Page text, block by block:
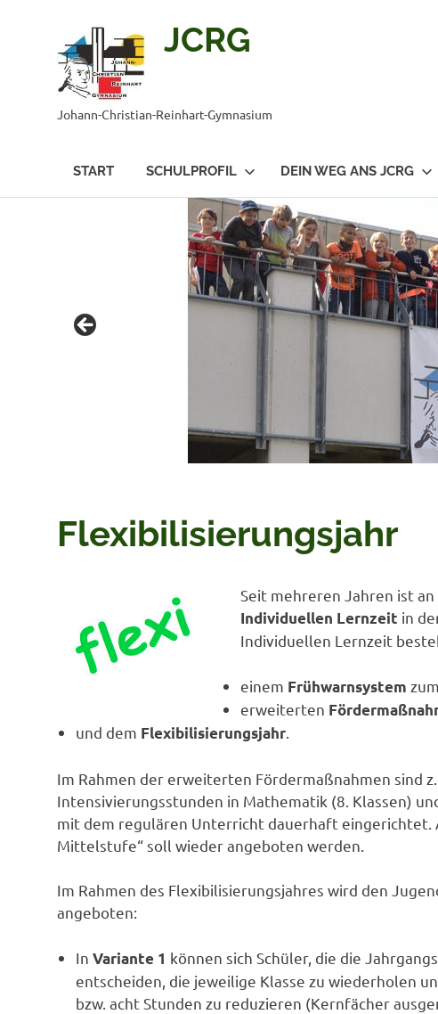
JCRG
Johann-Christian-Reinhart-Gymnasium
START SCHULPROFIL DEIN WEG ANS JCRG
Flexibilisierungsjahr
Seit mehreren Jahren ist
Individuellen Lernzeit in
Individuellen Lernzeit
einem Frühwarnsystem
erweiterten
und dem Flexibilisierungsjahr.
Im Rahmen der erweiterten Fördermaßnahmen sind
Intensivierungsstunden in Mathe­matik (8. Klassen)
mit dem regulären Unterricht dauerhaft eingerichtet.
Mittelstufe“ soll wieder angeboten werden.
Im Rahmen des Flexibilisierungsjahres wird den
angeboten:
InVariante 1 können sich Schüler, die die
entscheiden, die jeweilige Klasse zu wiederholen
bzw. acht Stunden zu reduzieren (Kernfächer